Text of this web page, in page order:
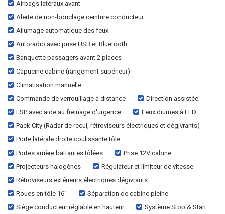
Airbags latéraux avant
Alerte de non-bouclage ceinture conducteur
Allumage automatique des feux
Autoradio avec prise USB et Bluetooth
Banquette passagers avant 2 places
Capucine cabine (rangement supérieur)
Climatisation manuelle
Commande de verrouillage à distance
Direction assistée
ESP avec aide au freinage d'urgence
Feux diurnes à LED
Pack City (Radar de recul, rétroviseurs électriques et dégivrants)
Porte latérale droite coulissante tôle
Portes arrière battantes tôlées
Prise 12V cabine
Projecteurs halogènes
Régulateur et limiteur de vitesse
Rétroviseurs extérieurs électriques dégivrants
Roues en tôle 16''
Séparation de cabine pleine
Siège conducteur réglable en hauteur
Système Stop & Start